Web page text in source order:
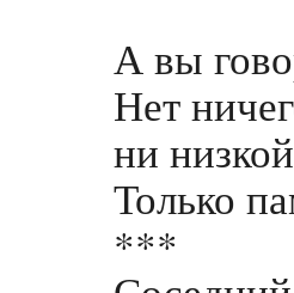
А вы
Нет
ни
Только
***